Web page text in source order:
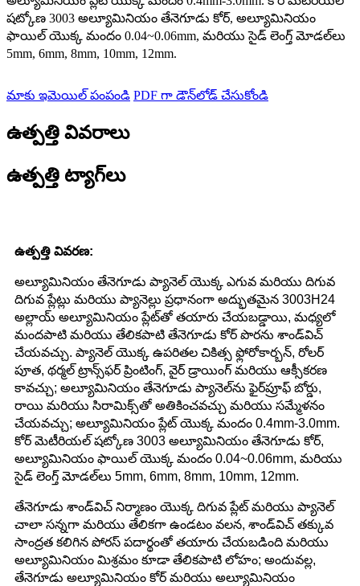
షట్కోణ 3003 అల్యూమినియం తేనెగూడు కోర్, అల్యూమినియం
ఫాయిల్ యొక్క మందం 0.04~0.06mm, మరియు సైడ్ లెంగ్త్ మోడల్‌లు
5mm, 6mm, 8mm, 10mm, 12mm.
మాకు ఇమెయిల్ పంపండి PDF గా డౌన్‌లోడ్ చేసుకోండి
ఉత్పత్తి వివరాలు
ఉత్పత్తి ట్యాగ్‌లు
ఉత్పత్తి వివరణ:
అల్యూమినియం తేనెగూడు ప్యానెల్ యొక్క ఎగువ మరియు దిగువ
దిగువ ప్లేట్లు మరియు ప్యానెల్లు ప్రధానంగా అద్భుతమైన 3003H24
అల్లాయ్ అల్యూమినియం ప్లేట్‌తో తయారు చేయబడ్డాయి, మధ్యలో
మందపాటి మరియు తేలికపాటి తేనెగూడు కోర్ పొరను శాండ్‌విచ్
చేయవచ్చు. ప్యానెల్ యొక్క ఉపరితల చికిత్స ఫ్లోరోకార్బన్, రోలర్
పూత, థర్మల్ ట్రాన్స్‌ఫర్ ప్రింటింగ్, వైర్ డ్రాయింగ్ మరియు ఆక్సీకరణ
కావచ్చు; అల్యూమినియం తేనెగూడు ప్యానెల్‌ను ఫైర్‌ప్రూఫ్ బోర్డు,
రాయి మరియు సిరామిక్స్‌తో అతికించవచ్చు మరియు సమ్మేళనం
చేయవచ్చు; అల్యూమినియం ప్లేట్ యొక్క మందం 0.4mm-3.0mm.
కోర్ మెటీరియల్ షట్కోణ 3003 అల్యూమినియం తేనెగూడు కోర్,
అల్యూమినియం ఫాయిల్ యొక్క మందం 0.04~0.06mm, మరియు
సైడ్ లెంగ్త్ మోడల్‌లు 5mm, 6mm, 8mm, 10mm, 12mm.
తేనెగూడు శాండ్‌విచ్ నిర్మాణం యొక్క దిగువ ప్లేట్ మరియు ప్యానెల్
చాలా సన్నగా మరియు తేలికగా ఉండటం వలన, శాండ్‌విచ్ తక్కువ
సాంద్రత కలిగిన పోరస్ పదార్థంతో తయారు చేయబడింది మరియు
అల్యూమినియం మిశ్రమం కూడా తేలికపాటి లోహం; అందువల్ల,
తేనెగూడు అల్యూమినియం కోర్ మరియు అల్యూమినియం